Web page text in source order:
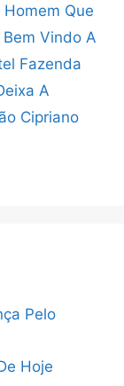
Homem Que
Bem Vindo A
Fazenda
A
Cipriano
Pelo
Hoje